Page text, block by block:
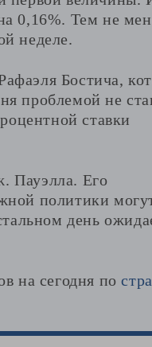
0,16%. Тем не
неделе.
Бостича,
проблемой не
ставки
Пауэлла. Его
политики
день
на сегодня по